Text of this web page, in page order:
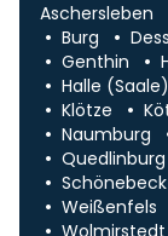
Aschersleben
Burg
Genthin
Halle (Saale)
Klötze
Naumburg
Quedlinburg
Schönebeck
Weißenfels
Wolmirstedt